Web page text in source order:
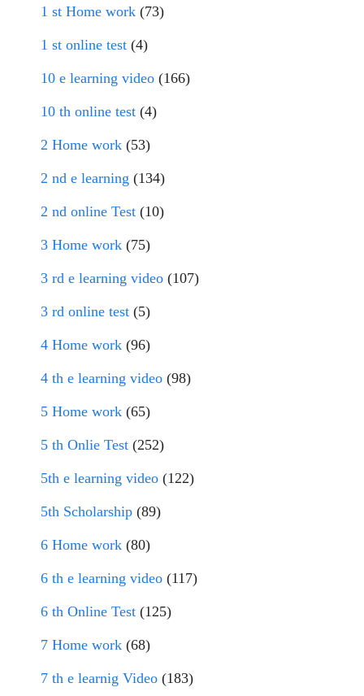
1 st Home work (73)
1 st online test (4)
10 e learning video (166)
10 th online test (4)
2 Home work (53)
2 nd e learning (134)
2 nd online Test (10)
3 Home work (75)
3 rd e learning video (107)
3 rd online test (5)
4 Home work (96)
4 th e learning video (98)
5 Home work (65)
5 th Onlie Test (252)
5th e learning video (122)
5th Scholarship (89)
6 Home work (80)
6 th e learning video (117)
6 th Online Test (125)
7 Home work (68)
7 th e learnig Video (183)